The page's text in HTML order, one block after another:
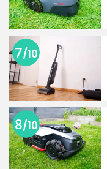
7/10
8/10